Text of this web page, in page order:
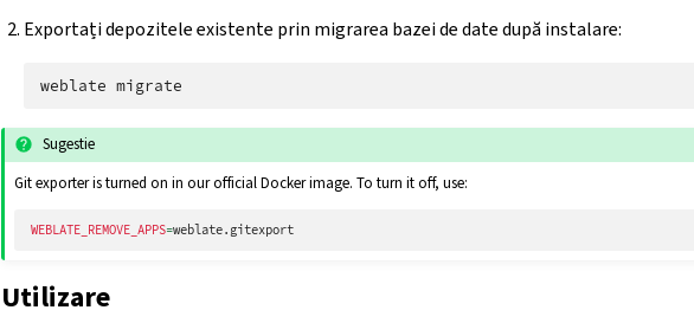
Exportați depozitele existente prin migrarea bazei de date după instalare:
weblate
Sugestie
Git exporter is turned on in our official Docker image. To turn it off, use:
WEBLATE_REMOVE_APPS=
Utilizare